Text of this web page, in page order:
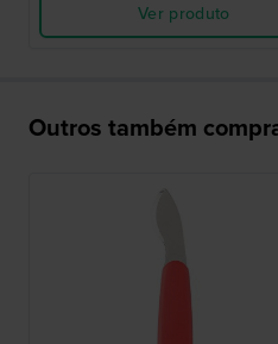
Ver produto
Outros também